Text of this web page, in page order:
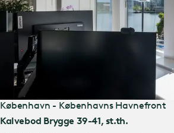
København - Københavns Havnefront
Kalvebod Brygge 39-41, st.th.